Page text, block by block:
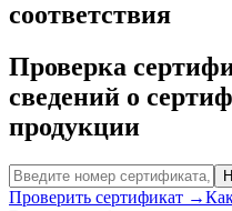
соответствия
Проверка
сведений о
продукции
Проверить сертификат →